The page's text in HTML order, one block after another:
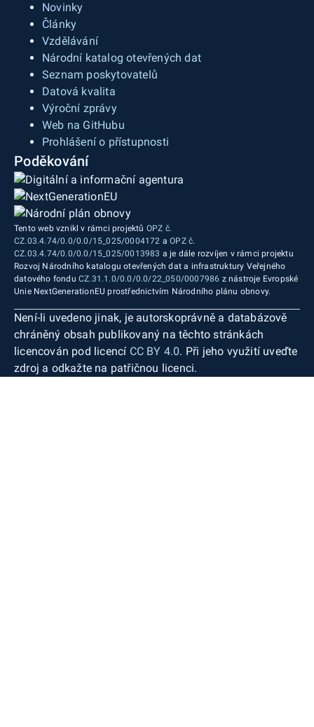
Novinky
Články
Vzdělávání
Národní katalog otevřených dat
Seznam poskytovatelů
Datová kvalita
Výroční zprávy
Web na GitHubu
Prohlášení o přístupnosti
Poděkování
Tento web vznikl v rámci projektů OPZ č.
CZ.03.4.74/0.0/0.0/15_025/0004172 aOPZ č.
CZ.03.4.74/0.0/0.0/15_025/0013983 a je dále rozvíjen v rámci projektu
Rozvoj Národního katalogu otevřených dat a infrastruktury Veřejného
datového fondu CZ.31.1.0/0.0/0.0/22_050/0007986 z nástroje Evropské
Unie NextGenerationEU prostřednictvím Národního plánu obnovy.
Není-li uvedeno jinak, je autorskoprávně a databázově
chráněný obsah publikovaný na těchto stránkách
licencován pod licencí CC BY 4.0. Při jeho využití uveďte
zdroj a odkažte na patřičnou licenci.